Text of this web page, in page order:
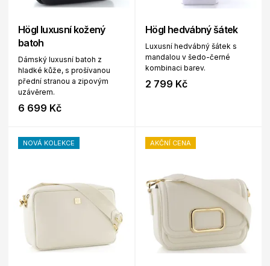
Högl luxusní kožený
batoh
Dámský luxusní batoh z
hladké kůže, s prošívanou
přední stranou a zipovým
uzávěrem.
6 699 Kč
Högl hedvábný šátek
Luxusní hedvábný šátek s
mandalou v šedo-černé
kombinaci barev.
2 799 Kč
NOVÁ KOLEKCE AKČNÍ CENA